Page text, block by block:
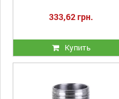
333,62 грн.
Купить